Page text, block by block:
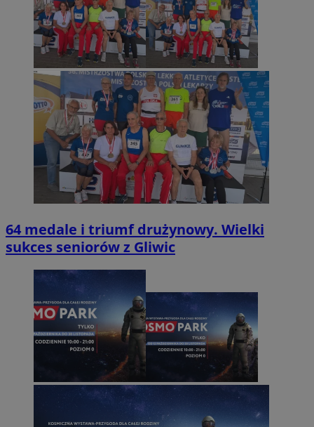
64 medale i triumf drużynowy. Wielki
sukces seniorów z Gliwic